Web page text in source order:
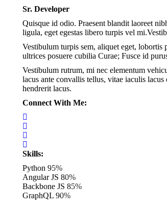
Sr. Developer
Quisque id odio. Praesent blandit laoreet
ligula, eget egestas libero turpis vel
Vestibulum turpis sem, aliquet eget,
ultrices posuere cubilia Curae; Fusce id
Vestibulum rutrum, mi nec elementum
lacus ante convallis tellus, vitae iaculis
hendrerit lacus.
Connect With Me:
Skills:
Python 95%
Angular JS 80%
Backbone JS 85%
GraphQL 90%